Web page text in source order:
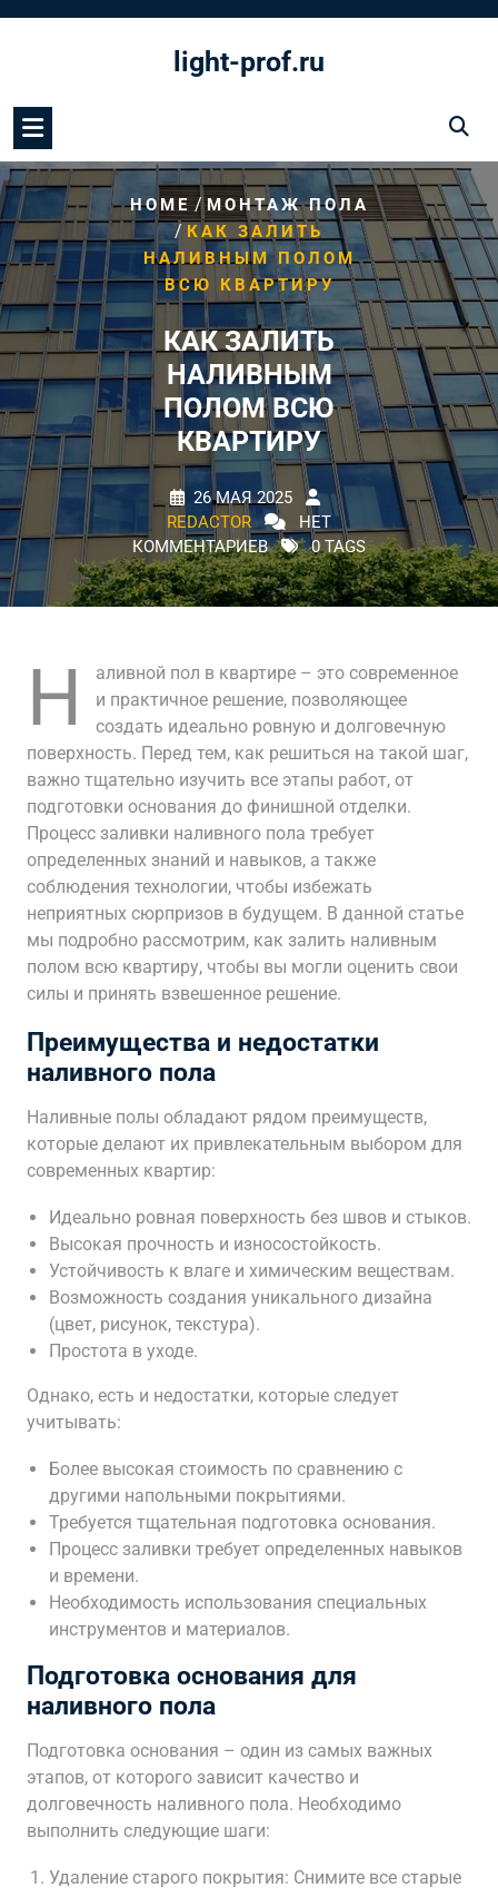
light-prof.ru
HOME/МОНТАЖ ПОЛА
/ КАК ЗАЛИТЬ
НАЛИВНЫМ ПОЛОМ
ВСЮ КВАРТИРУ
КАК ЗАЛИТЬ
НАЛИВНЫМ
ПОЛОМ ВСЮ
КВАРТИРУ
26 МАЯ 2025
REDACTOR
НЕТ
КОММЕНТАРИЕВ
0 TAGS
Н
аливной пол в квартире – это современное
и практичное решение, позволяющее
создать идеально ровную и долговечную
поверхность. Перед тем, как решиться на такой шаг,
важно тщательно изучить все этапы работ, от
подготовки основания до финишной отделки.
Процесс заливки наливного пола требует
определенных знаний и навыков, а также
соблюдения технологии, чтобы избежать
неприятных сюрпризов в будущем. В данной статье
мы подробно рассмотрим, как залить наливным
полом всю квартиру, чтобы вы могли оценить свои
силы и принять взвешенное решение.
Преимущества и недостатки
наливного пола
Наливные полы обладают рядом преимуществ,
которые делают их привлекательным выбором для
современных квартир:
Идеально ровная поверхность без швов и стыков.
Высокая прочность и износостойкость.
Устойчивость к влаге и химическим веществам.
Возможность создания уникального дизайна
(цвет, рисунок, текстура).
Простота в уходе.
Однако, есть и недостатки, которые следует
учитывать:
Более высокая стоимость по сравнению с
другими напольными покрытиями.
Требуется тщательная подготовка основания.
Процесс заливки требует определенных навыков
и времени.
Необходимость использования специальных
инструментов и материалов.
Подготовка основания для
наливного пола
Подготовка основания – один из самых важных
этапов, от которого зависит качество и
долговечность наливного пола. Необходимо
выполнить следующие шаги:
Удаление старого покрытия: Снимите все старые